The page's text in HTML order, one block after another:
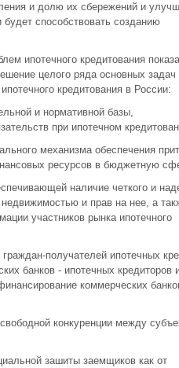
и долю их сбережений и
способствовать созданию
ипотечного кредитования
целого ряда основных
кредитования в России:
и нормативной базы,
при ипотечном
механизма обеспечения
ресурсов в бюджетную
наличие четкого и
и прав на нее, а
участников рынка ипотечного
получателей ипотечных
банков - ипотечных кредиторов
коммерческих
конкуренции между
зашиты заемщиков как от